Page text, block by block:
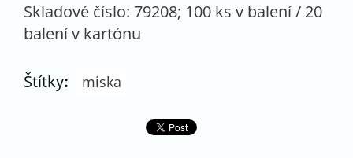
Skladové číslo: 79208; 100 ks v balení / 20
balení v kartónu
Štítky: miska